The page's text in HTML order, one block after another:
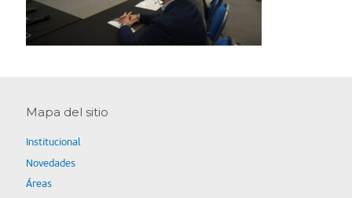
Mapa del sitio
Institucional
Novedades
Áreas